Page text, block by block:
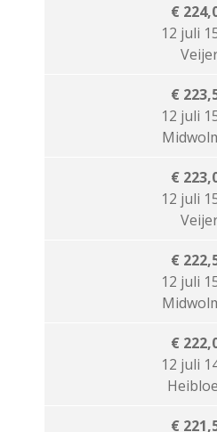
€
12 juli
€
12 juli
€
12 juli
€
12 juli
€
12 juli
€